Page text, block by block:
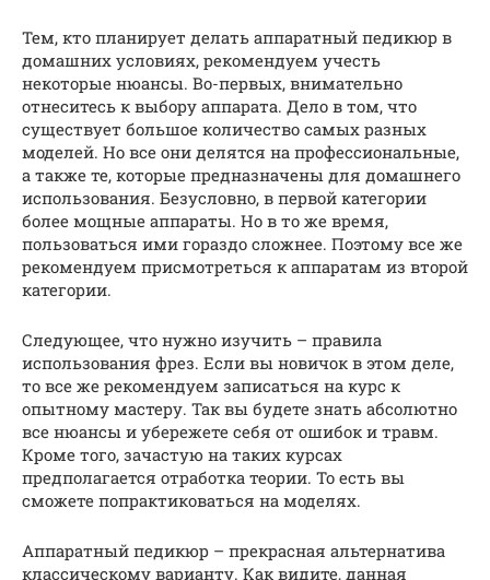
Тем, кто планирует делать аппаратный педикюр в
домашних условиях, рекомендуем учесть
некоторые нюансы. Во-первых, внимательно
отнеситесь к выбору аппарата. Дело в том, что
существует большое количество самых разных
моделей. Но все они делятся на профессиональные,
а также те, которые предназначены для домашнего
использования. Безусловно, в первой категории
более мощные аппараты. Но в то же время,
пользоваться ими гораздо сложнее. Поэтому все же
рекомендуем присмотреться к аппаратам из второй
категории.
Следующее, что нужно изучить – правила
использования фрез. Если вы новичок в этом деле,
то все же рекомендуем записаться на курс к
опытному мастеру. Так вы будете знать абсолютно
все нюансы и убережете себя от ошибок и травм.
Кроме того, зачастую на таких курсах
предполагается отработка теории. То есть вы
сможете попрактиковаться на моделях.
Аппаратный педикюр – прекрасная альтернатива
классическому варианту. Как видите, данная